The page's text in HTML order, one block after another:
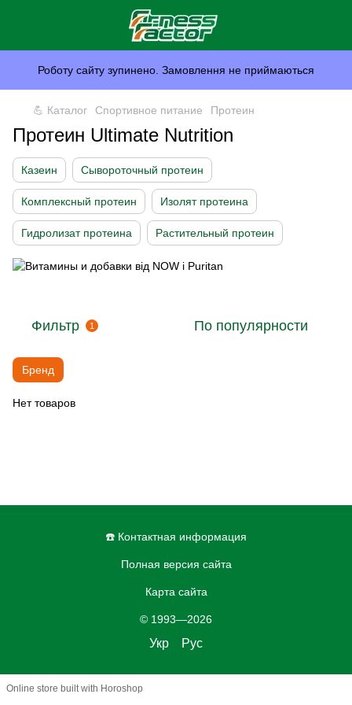
Роботу сайту зупинено. Замовлення не приймаються
💪 Каталог Спортивное питание Протеин
Протеин Ultimate Nutrition
Казеин Сывороточный протеин
Комплексный протеин Изолят протеина
Гидролизат протеина Растительный протеин
Фильтр 1 По популярности
Бренд
Нет товаров
☎️ Контактная информация
Полная версия сайта
Карта сайта
© 1993—2026
Укр Рус
Online store built with Horoshop